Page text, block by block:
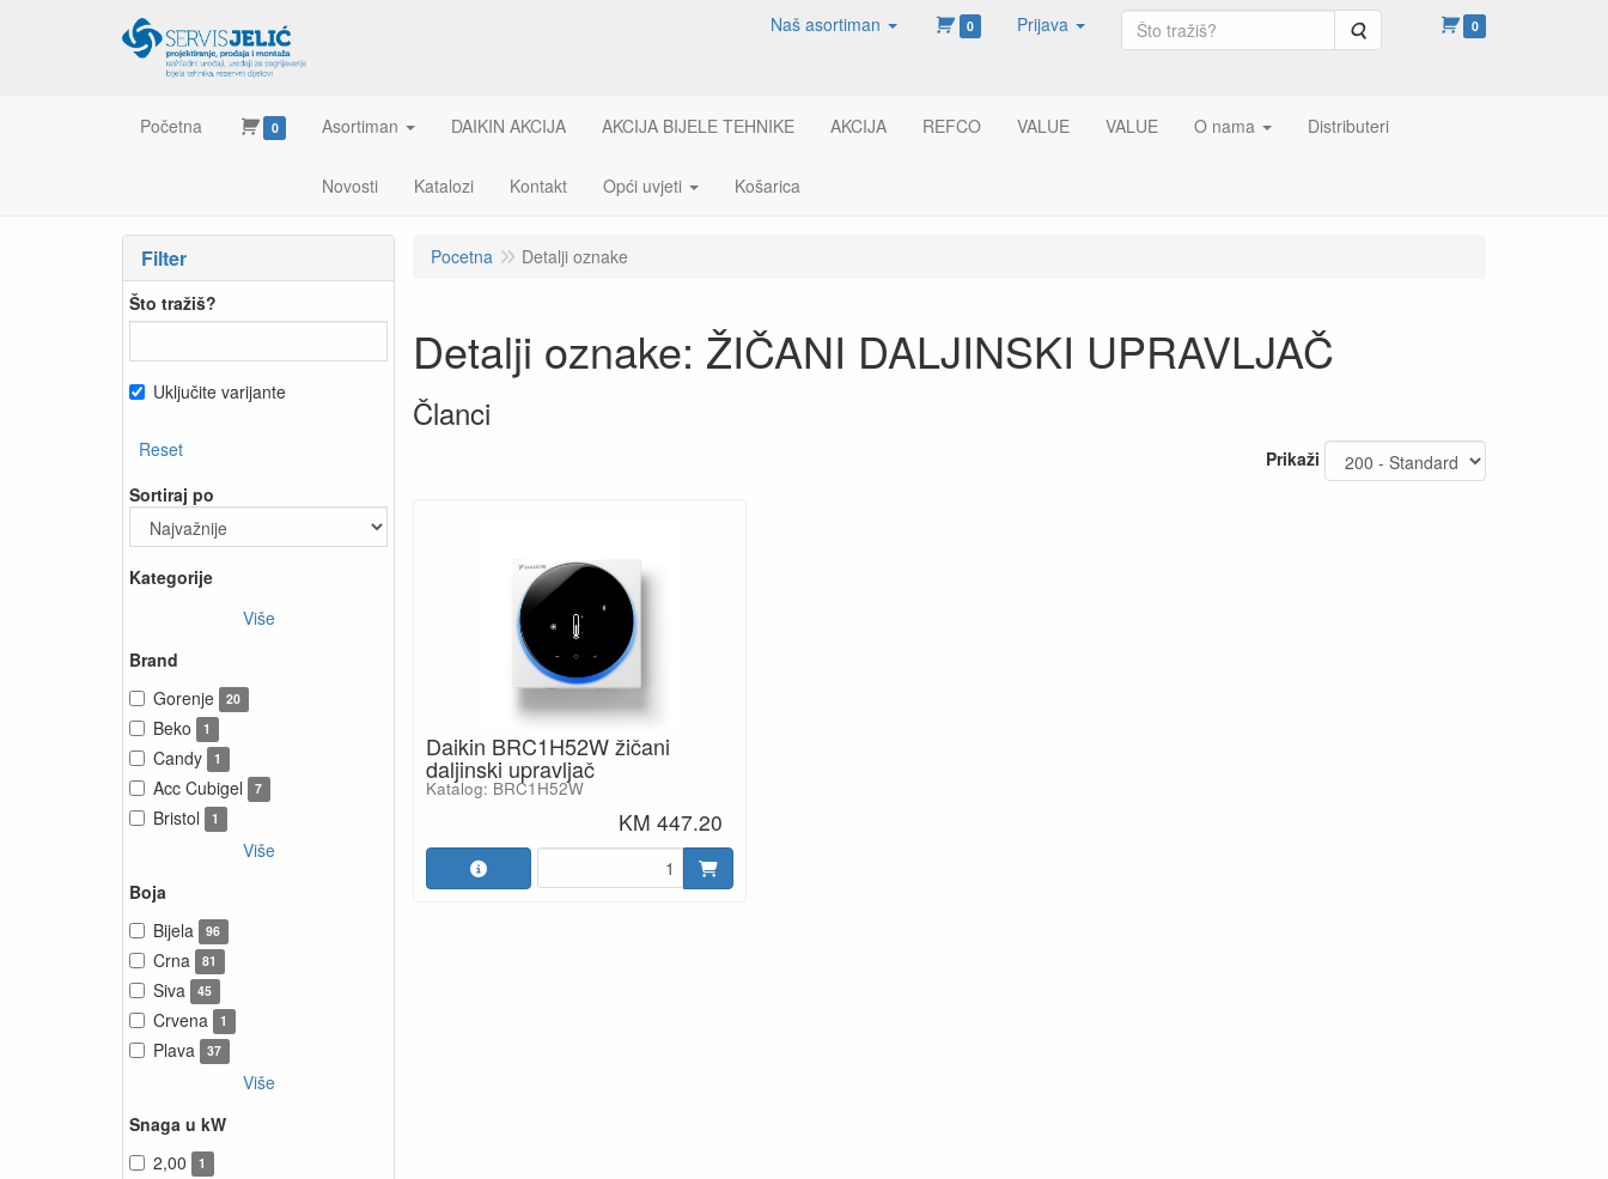
Naš asortiman 0 Prijava Pretraga 0
Početna 0 Asortiman DAIKIN AKCIJA AKCIJA BIJELE TEHNIKE AKCIJA REFCO VALUE VALUE O nama Distributeri
Novosti Katalozi Kontakt Opći uvjeti Košarica
Filter
Što tražiš?
Uključite varijante
Reset
Sortiraj po
Kategorije
Više
Brand
Gorenje
20
Beko 1
Candy 1
Acc Cubigel 7
Bristol 1
Više
Boja
Bijela
96
Crna 81
Siva 45
Crvena 1
Plava 37
Više
Snaga u kW
2,00
1
Pocetna Detalji oznake
Detalji oznake: ŽIČANI DALJINSKI UPRAVLJAČ
Članci
Prikaži
Daikin BRC1H52W žičani
daljinski upravljač
Katalog: BRC1H52W
KM 447.20